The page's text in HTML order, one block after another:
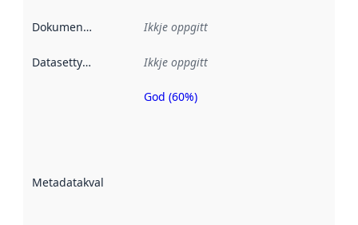
Dokumentasjon Ikkje oppgitt
Datasettype Ikkje oppgitt
Metadatakvalitet
Metadatakvalitet
God (60%)